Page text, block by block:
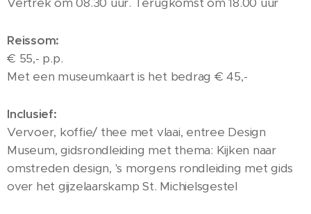
Reissom:
€ 55,- p.p.
Met een museumkaart is het bedrag € 45,-
Inclusief:
Vervoer, koffie/ thee met vlaai, entree Design
Museum, gidsrondleiding met thema: Kijken naar
omstreden design, 's morgens rondleiding met gids
over het gijzelaarskamp St. Michielsgestel